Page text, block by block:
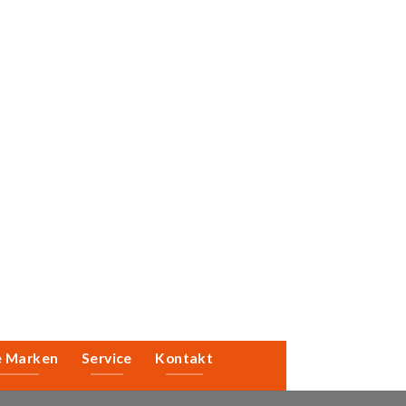
Marken Service Kontakt